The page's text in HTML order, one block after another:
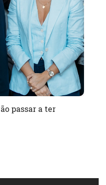
passar a ter